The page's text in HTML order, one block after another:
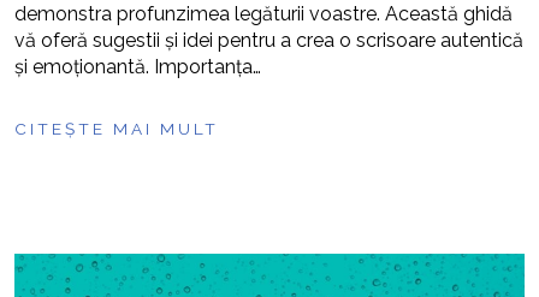
demonstra profunzimea legăturii voastre. Această ghidă
vă oferă sugestii și idei pentru a crea o scrisoare autentică
și emoționantă. Importanța…
CITEȘTE MAI MULT